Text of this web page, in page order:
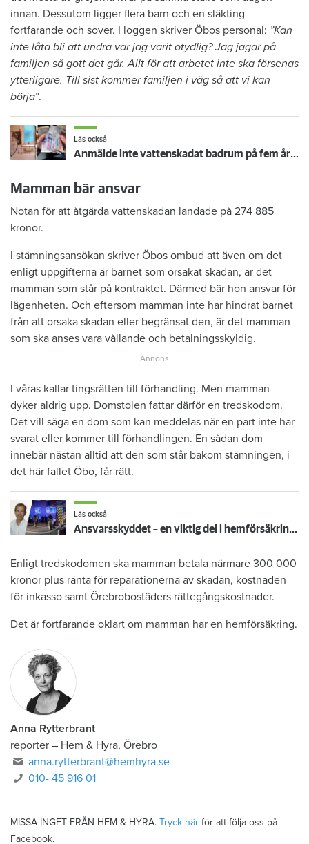
innan. Dessutom ligger flera barn och en släkting
fortfarande och sover. I loggen skriver Öbos personal: ”Kan
inte låta bli att undra var jag varit otydlig? Jag jagar på
familjen så gott det går. Allt för att arbetet inte ska försenas
ytterligare. Till sist kommer familjen i väg så att vi kan
börja”.
Läs också
Anmälde inte vattenskadat badrum på fem år – krävs på 125 000 kronor
Mamman bär ansvar
Notan för att åtgärda vattenskadan landade på 274 885
kronor.
I stämningsansökan skriver Öbos ombud att även om det
enligt uppgifterna är barnet som orsakat skadan, är det
mamman som står på kontraktet. Därmed bär hon ansvar för
lägenheten. Och eftersom mamman inte har hindrat barnet
från att orsaka skadan eller begränsat den, är det mamman
som ska anses vara vållande och betalningsskyldig.
I våras kallar tingsrätten till förhandling. Men mamman
dyker aldrig upp. Domstolen fattar därför en tredskodom.
Det vill säga en dom som kan meddelas när en part inte har
svarat eller kommer till förhandlingen. En sådan dom
innebär nästan alltid att den som står bakom stämningen, i
det här fallet Öbo, får rätt.
Läs också
Ansvarsskyddet – en viktig del i hemförsäkringen
Enligt tredskodomen ska mamman betala närmare 300 000
kronor plus ränta för reparationerna av skadan, kostnaden
för inkasso samt Örebrobostäders rättegångskostnader.
Det är fortfarande oklart om mamman har en hemförsäkring.
Anna Rytterbrant
reporter – Hem & Hyra, Örebro
anna.rytterbrant@hemhyra.se
010- 45 916 01
MISSA INGET FRÅN HEM & HYRA. Tryck här för att följa oss på
Facebook.